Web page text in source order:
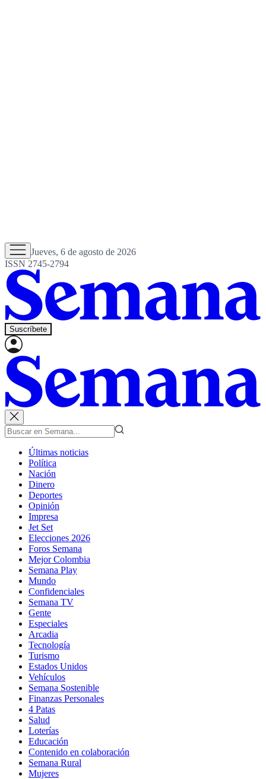
Jueves, 6 de agosto de 2026
ISSN 2745-2794
Suscríbete
Últimas noticias
Política
Nación
Dinero
Deportes
Opinión
Impresa
Jet Set
Elecciones 2026
Foros Semana
Mejor Colombia
Semana Play
Mundo
Confidenciales
Semana TV
Gente
Especiales
Arcadia
Tecnología
Turismo
Estados Unidos
Vehículos
Semana Sostenible
Finanzas Personales
4 Patas
Salud
Loterías
Educación
Contenido en colaboración
Semana Rural
Mujeres